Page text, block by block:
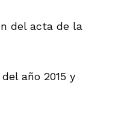
del acta de la
año 2015 y